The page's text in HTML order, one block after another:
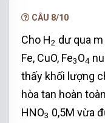
CÂU 8/10
Cho H2 dư qua
Fe, CuO, Fe3O4
thấy khối lượng
hòa tan hoàn
HNO3 0,5M vừa